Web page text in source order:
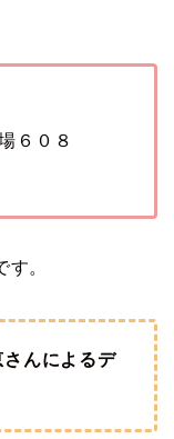
６０８
す。
んによるデ